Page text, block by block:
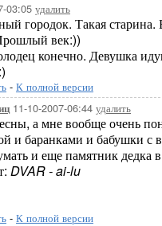
03:05 удалить
городок. Такая старина.
век:))
конечно. Девушка
- К полной версии
11-10-2007-06:44 удалить
а мне вообще очень
и баранками и бабушки с
и еще памятник дедка
DVAR - ai-lu
- К полной версии